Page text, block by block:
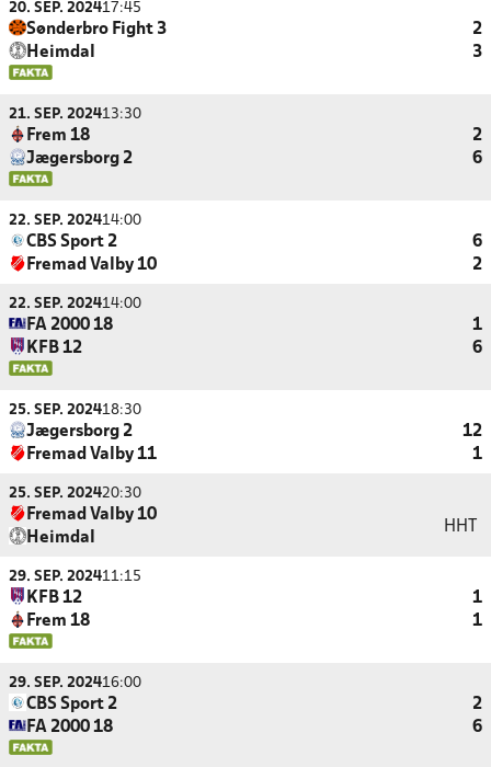
20. SEP. 202417:45
Sønderbro Fight 3
2
Heimdal
3
21. SEP. 202413:30
Frem 18
2
Jægersborg 2
6
22. SEP. 202414:00
CBS Sport 2
6
Fremad Valby 10
2
22. SEP. 202414:00
FA 2000 18
1
KFB 12
6
25. SEP. 202418:30
Jægersborg 2
12
Fremad Valby 11
1
25. SEP. 202420:30
Fremad Valby 10
Heimdal
HHT
29. SEP. 202411:15
KFB 12
1
Frem 18
1
29. SEP. 202416:00
CBS Sport 2
2
FA 2000 18
6